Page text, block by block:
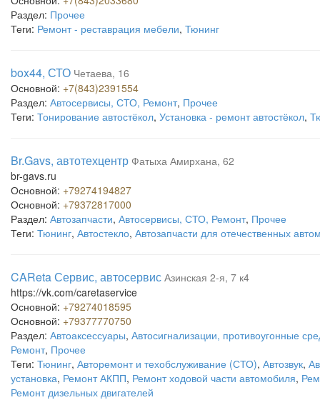
Раздел: Прочее
Теги: Ремонт - реставрация мебели, Тюнинг
box44, СТО Четаева, 16
Основной: +7(843)2391554
Раздел: Автосервисы, СТО, Ремонт, Прочее
Теги: Тонирование автостёкол, Установка - ремонт автостёкол,
Br.Gavs, автотехцентр Фатыха Амирхана, 62
br-gavs.ru
Основной: +79274194827
Основной: +79372817000
Раздел: Автозапчасти, Автосервисы, СТО, Ремонт, Прочее
Теги: Тюнинг, Автостекло, Автозапчасти для отечественных
CAReta Сервис, автосервис Азинская 2-я, 7 к4
https://vk.com/caretaservice
Основной: +79274018595
Основной: +79377770750
Раздел: Автоаксессуары, Автосигнализации, противоугонные
Ремонт, Прочее
Теги: Тюнинг, Авторемонт и техобслуживание (СТО), Автозвук,
установка, Ремонт АКПП, Ремонт ходовой части автомобиля,
Ремонт дизельных двигателей